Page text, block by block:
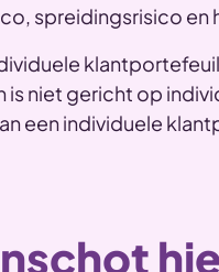
spreidingsrisico en
is niet gericht op
een individuele